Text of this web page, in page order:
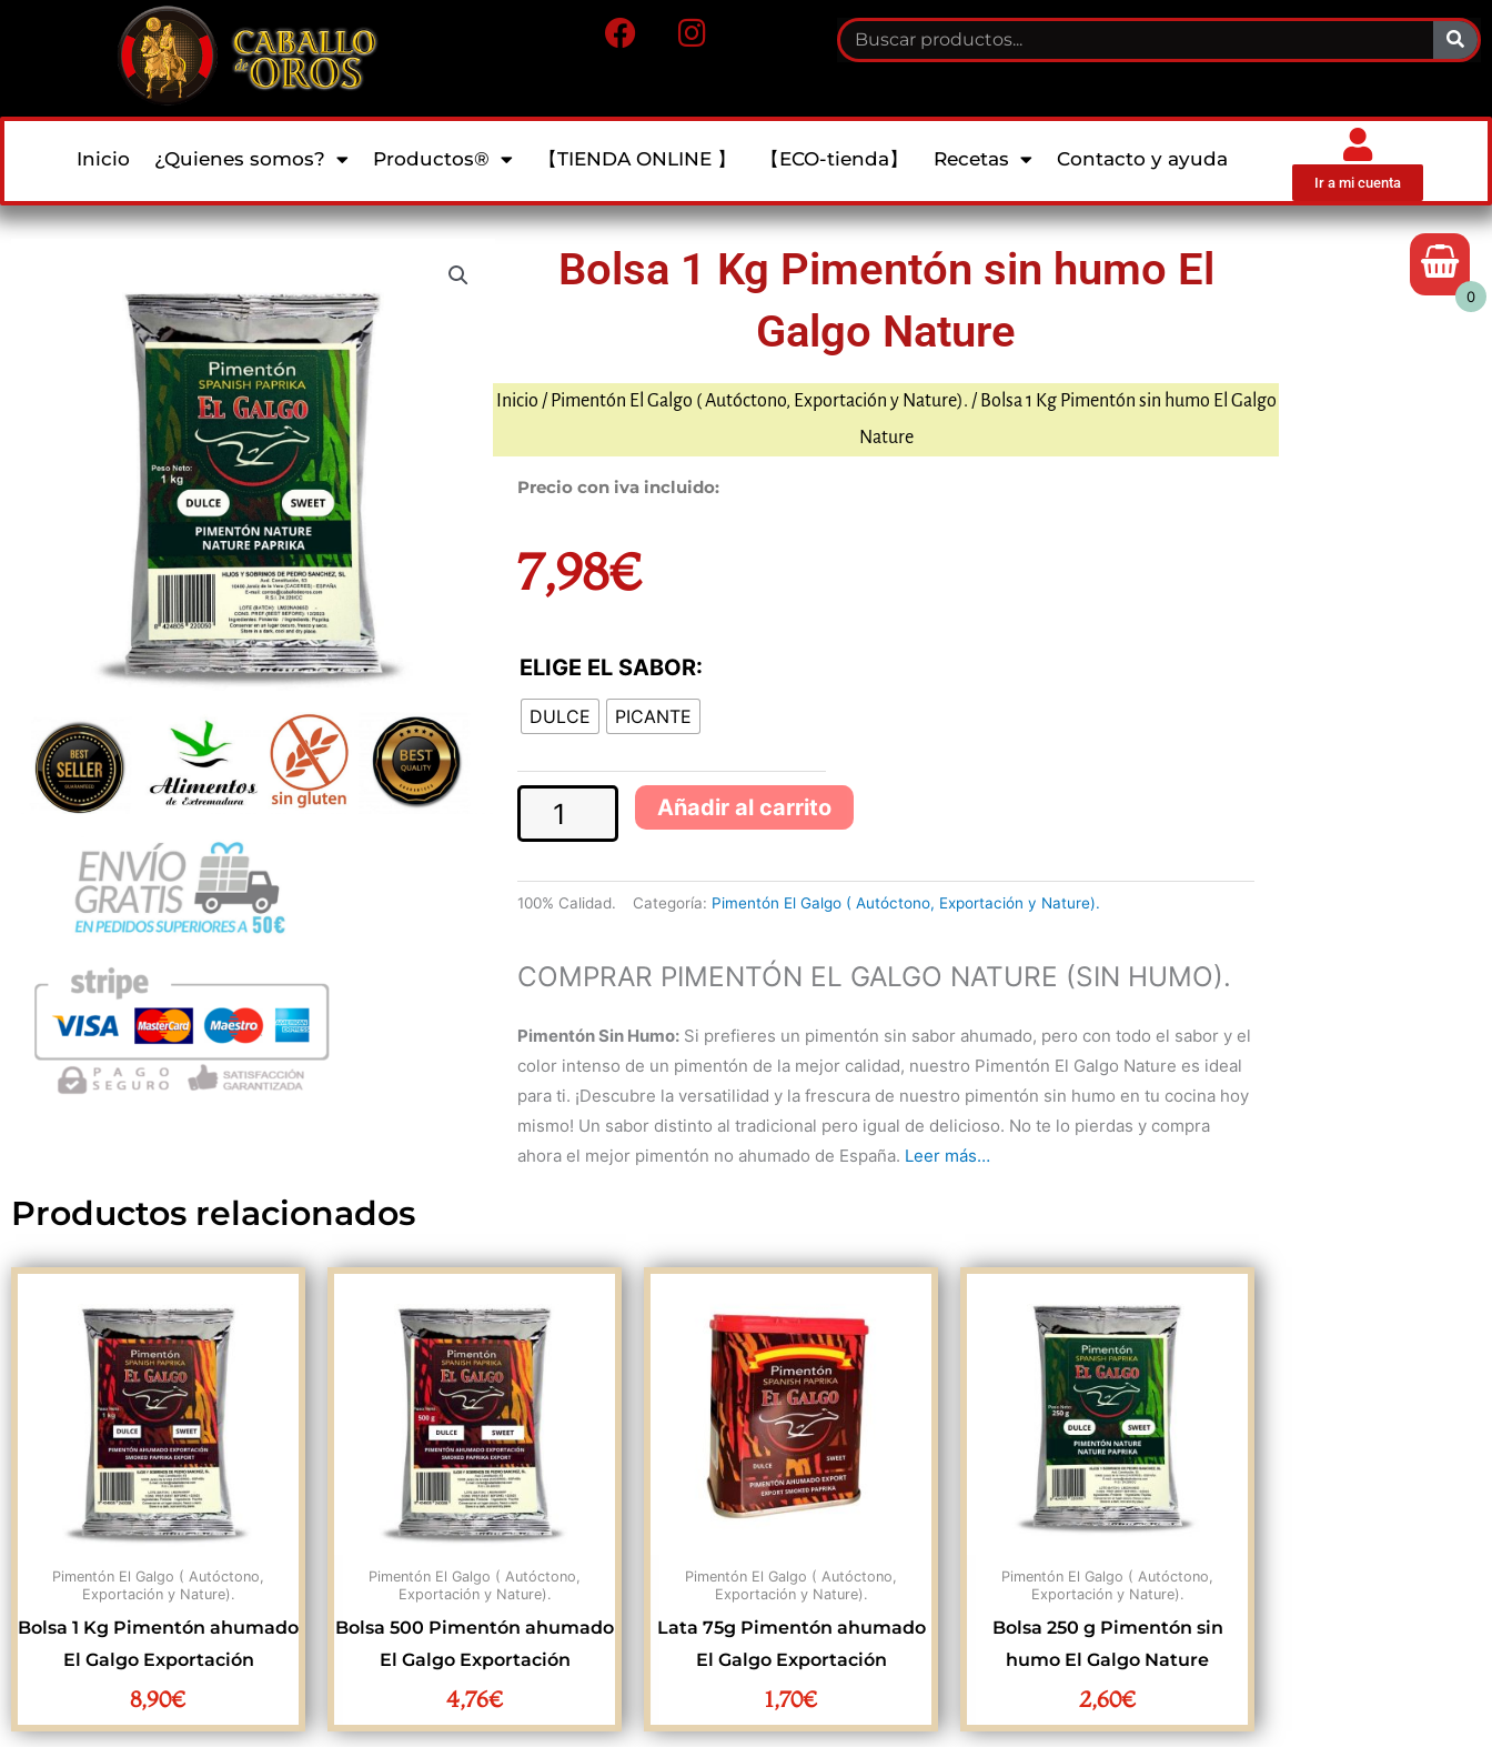
F
a
e
o
o
k
I
n
t
g
r
a
m
Buscar
Inicio ¿Quienes somos? Productos® 【TIENDA ONLINE 】 【ECO-tienda】 Recetas Contacto y ayuda
Ir a mi cuenta
Bolsa 1 Kg Pimentón sin humo El
Galgo Nature
Inicio / Pimentón El Galgo ( Autóctono, Exportación y Nature). / Bolsa 1 Kg Pimentón sin humo El Galgo
Nature
Precio con iva incluido:
7,98€
ELIGE EL SABOR:
DULCE PICANTE
Bolsa
1
Kg
sin
humo
El
Nature
Añadir al carrito
100% Calidad. Categoría: Pimentón El Galgo ( Autóctono, Exportación y Nature).
COMPRAR PIMENTÓN EL GALGO NATURE (SIN HUMO).
Pimentón Sin Humo: Si prefieres un pimentón sin sabor ahumado, pero con todo el sabor y el
color intenso de un pimentón de la mejor calidad, nuestro Pimentón El Galgo Nature es ideal
para ti. ¡Descubre la versatilidad y la frescura de nuestro pimentón sin humo en tu cocina hoy
mismo! Un sabor distinto al tradicional pero igual de delicioso. No te lo pierdas y compra
ahora el mejor pimentón no ahumado de España. Leer más…
Productos relacionados
Pimentón El Galgo ( Autóctono,
Exportación y Nature).
Bolsa 1 Kg Pimentón ahumado
El Galgo Exportación
8,90€
Pimentón El Galgo ( Autóctono,
Exportación y Nature).
Bolsa 500 Pimentón ahumado
El Galgo Exportación
4,76€
Pimentón El Galgo ( Autóctono,
Exportación y Nature).
Lata 75g Pimentón ahumado
El Galgo Exportación
1,70€
Pimentón El Galgo ( Autóctono,
Exportación y Nature).
Bolsa 250 g Pimentón sin
humo El Galgo Nature
2,60€
0